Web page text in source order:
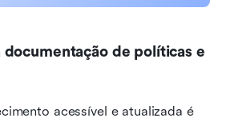
de políticas e
acessível e atualizada é